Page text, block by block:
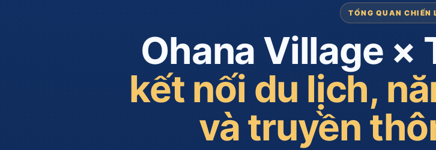
TỔNG QUAN CHIẾN
Ohana Village ×
kết nối du lịch,
và truyền